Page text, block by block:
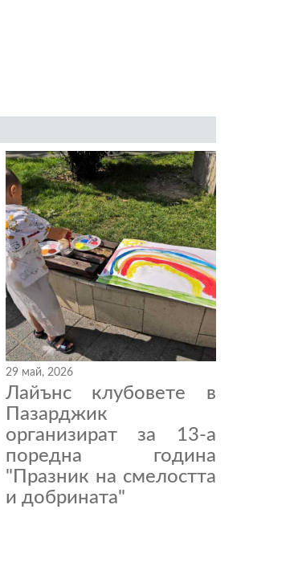
29 май, 2026
Лайънс клубовете в
Пазарджик
организират за 13-а
поредна година
"Празник на смелостта
и добрината"